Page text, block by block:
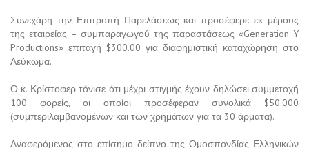
Συνεχάρη την Επιτροπή Παρελάσεως και προσέφερε εκ μέρους
της εταιρείας – συμπαραγωγού της παραστάσεως «Generation Y
Productions» επιταγή $300.00 για διαφημιστική καταχώρηση στο
Λεύκωμα.
Ο κ. Κρίστοφερ τόνισε ότι μέχρι στιγμής έχουν δηλώσει συμμετοχή
100 φορείς, οι οποίοι προσέφεραν συνολικά $50.000
(συμπεριλαμβανομένων και των χρημάτων για τα 30 άρματα).
Αναφερόμενος στο επίσημο δείπνο της Ομοσπονδίας Ελληνικών